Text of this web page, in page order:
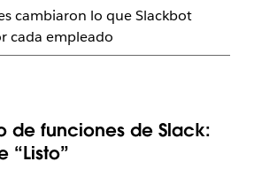
cambiaron lo que Slackbot
cada empleado
de funciones de Slack:
“Listo”